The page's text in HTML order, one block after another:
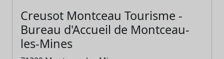
Creusot Montceau Tourisme -
Bureau d'Accueil de Montceau-
les-Mines